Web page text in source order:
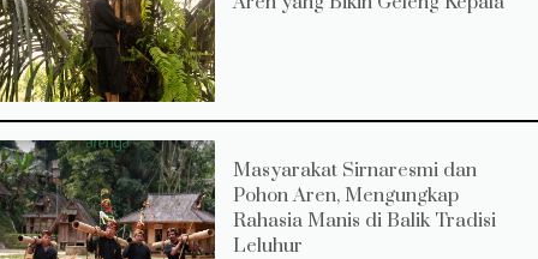
Masyarakat Sirnaresmi dan
Pohon Aren, Mengungkap
Rahasia Manis di Balik Tradisi
Leluhur